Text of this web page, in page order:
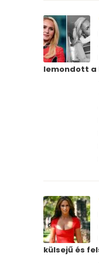
lemondott a
külsejű és